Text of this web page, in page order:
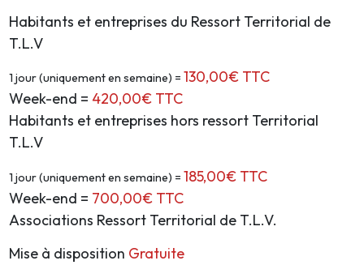
Habitants et entreprises du Ressort Territorial de
T.L.V
1 jour (uniquement en semaine) = 130,00€ TTC
Week-end = 420,00€ TTC
Habitants et entreprises hors ressort Territorial
T.L.V
1 jour (uniquement en semaine) = 185,00€ TTC
Week-end = 700,00€ TTC
Associations Ressort Territorial de T.L.V.
Mise à disposition Gratuite